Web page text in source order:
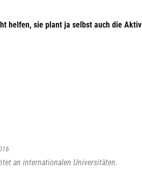
helfen, sie plant ja selbst auch die
an internationalen Universitäten.